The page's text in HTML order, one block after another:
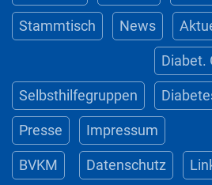
Stammtisch News
Selbsthilfegruppen
Diabet.
Presse
BVKM
Impressum
Datenschutz